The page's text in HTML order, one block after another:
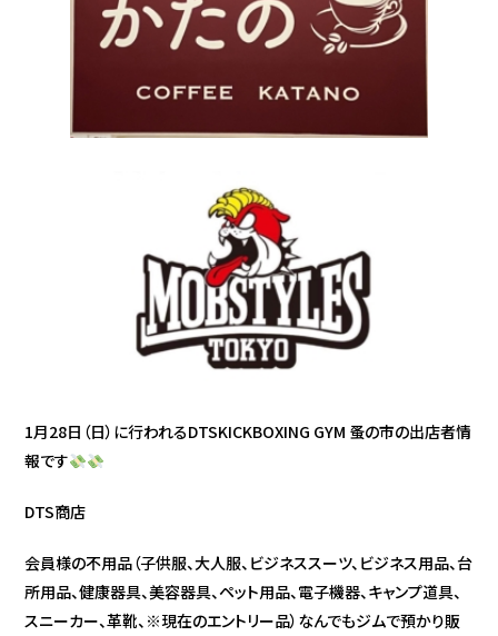
1月28日（日）に行われるDTSKICKBOXING GYM 蚤の市の出店者情
報です
DTS商店
会員様の不用品（子供服、大人服、ビジネススーツ、ビジネス用品、台
所用品、健康器具、美容器具、ペット用品、電子機器、キャンプ道具、
スニーカー、革靴、※現在のエントリー品）なんでもジムで預かり販